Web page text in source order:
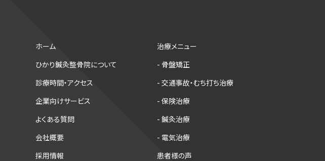
ホーム
ひかり鍼灸整骨院について
診療時間・アクセス
企業向けサービス
よくある質問
会社概要
採用情報
治療メニュー
- 骨盤矯正
- 交通事故・むち打ち治療
- 保険治療
- 鍼灸治療
- 電気治療
患者様の声